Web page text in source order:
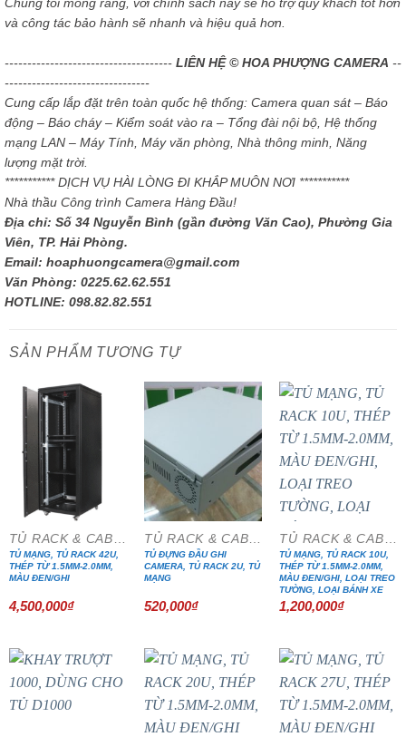
Chúng tôi mong rằng, với chính sách này sẽ hỗ trợ quý khách tốt hơn
và công tác bảo hành sẽ nhanh và hiệu quả hơn.
------------------------------------- LIÊN HỆ © HOA PHƯỢNG CAMERA --
--------------------------------
Cung cấp lắp đặt trên toàn quốc hệ thống: Camera quan sát – Báo
động – Báo cháy – Kiểm soát vào ra – Tổng đài nội bộ, Hệ thống
mạng LAN – Máy Tính, Máy văn phòng, Nhà thông minh, Năng
lượng mặt trời.
*********** DỊCH VỤ HÀI LÒNG ĐI KHẮP MUÔN NƠI ***********
Nhà thầu Công trình Camera Hàng Đầu!
Địa chỉ: Số 34 Nguyễn Bình (gần đường Văn Cao), Phường Gia
Viên, TP. Hải Phòng.
Email: hoaphuongcamera@gmail.com
Văn Phòng: 0225.62.62.551
HOTLINE: 098.82.82.551
SẢN PHẨM TƯƠNG TỰ
TỦ RACK & CABINET
TỦ MẠNG, TỦ RACK 42U,
THÉP TỪ 1.5MM-2.0MM,
MÀU ĐEN/GHI
4,500,000₫
TỦ RACK & CABINET
TỦ ĐỰNG ĐẦU GHI
CAMERA, TỦ RACK 2U, TỦ
MẠNG
520,000₫
TỦ RACK & CABINET
TỦ MẠNG, TỦ RACK 10U,
THÉP TỪ 1.5MM-2.0MM,
MÀU ĐEN/GHI, LOẠI TREO
TƯỜNG, LOẠI BÁNH XE
1,200,000₫